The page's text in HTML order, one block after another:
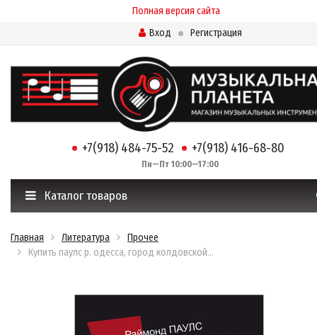
Полная версия сайта
Вход
Регистрация
+7(918) 484-75-52 +7(918) 416-68-80
Пн—Пт 10:00—17:00
Каталог товаров
Главная Литература
Прочее
Купить паулс р. одесса, город колдовской…